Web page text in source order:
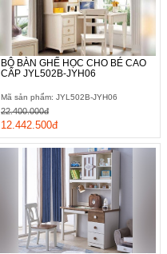
BỘ BÀN GHẾ HỌC CHO BÉ CAO
CẤP JYL502B-JYH06
Mã sản phẩm: JYL502B-JYH06
12.442.500đ
22.400.000đ